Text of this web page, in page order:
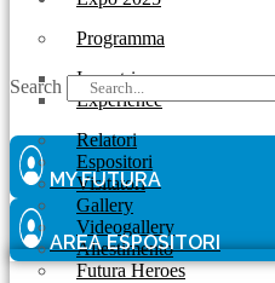
Programma
Incontri
Experience
Relatori
Espositori
Visitatori
Gallery
Videogallery
Allestimento
Futura Heroes
Search
MY FUTURA
AREA ESPOSITORI